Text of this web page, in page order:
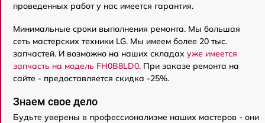
проведенных работ у нас имеется гарантия.
Минимальные сроки выполнения ремонта. Мы большая
сеть мастерских техники LG. Мы имеем более 20 тыс.
запчастей. И возможно на наших складах уже имеется
запчасть на модель FH0B8LD0. При заказе ремонта на
сайте - предоставляется скидка -25%.
Знаем свое дело
Будьте уверены в профессионализме наших мастеров - они